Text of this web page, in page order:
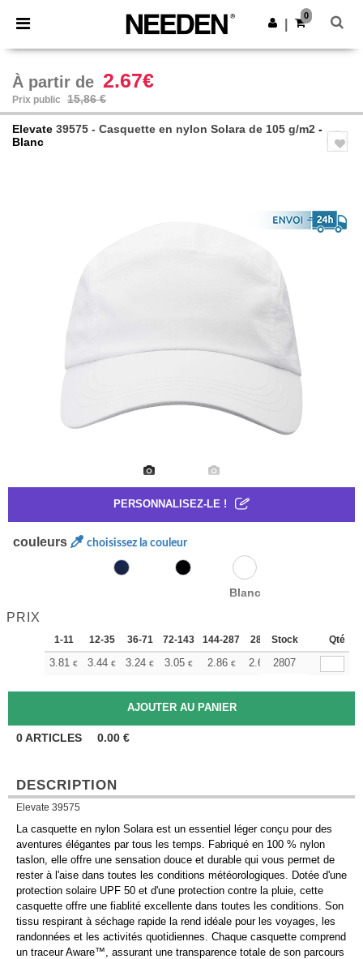
× Appli Needen
Meilleurs prix sur l’app !
Obtenir l'appli
0
PERSONNALISEZ-LE !
À partir de 2.67€
Prix public 15,86 €
Elevate 39575 - Casquette en nylon Solara de 105 g/m2 -
Blanc
couleurs choisissez la couleur
Blanc
PRIX
1-11 12-35 36-71 72-143 144-287 288 + Plus
Stock Qté
3.81 € 3.44 € 3.24 € 3.05 € 2.86 € 2.67 € +
2807
0ARTICLES 0.00 €
DESCRIPTION
Elevate 39575
La casquette en nylon Solara est un essentiel léger conçu pour des
aventures élégantes par tous les temps. Fabriqué en 100 % nylon
taslon, elle offre une sensation douce et durable qui vous permet de
rester à l'aise dans toutes les conditions météorologiques. Dotée d'une
protection solaire UPF 50 et d'une protection contre la pluie, cette
casquette offre une fiablité excellente dans toutes les conditions. Son
tissu respirant à séchage rapide la rend idéale pour les voyages, les
randonnées et les activités quotidiennes. Chaque casquette comprend
un traceur Aware™, assurant une transparence totale de son parcours